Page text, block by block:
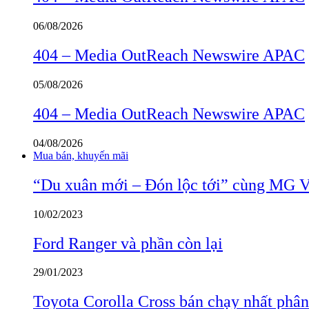
06/08/2026
404 – Media OutReach Newswire APAC
05/08/2026
404 – Media OutReach Newswire APAC
04/08/2026
Mua bán, khuyến mãi
“Du xuân mới – Đón lộc tới” cùng MG
10/02/2023
Ford Ranger và phần còn lại
29/01/2023
Toyota Corolla Cross bán chạy nhất